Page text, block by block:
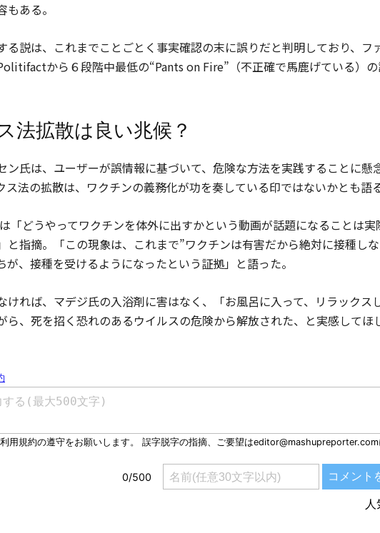
ある。
る説は、これまでことごとく事実確認の末に誤りだと判明しており、フ
から６段階中最低の“Pants on Fire”（不正確で馬鹿げている）の
法拡散は良い兆候？
ン氏は、ユーザーが誤情報に基づいて、危険な方法を実践することに懸
ス法の拡散は、ワクチンの義務化が功を奏している印ではないかとも語る
「どうやってワクチンを体外に出すかという動画が話題になることは実
と指摘。「この現象は、これまで”ワクチンは有害だから絶対に接種し
が、接種を受けるようになったという証拠」と語った。
れば、 マデジ氏の入浴剤に害はなく、「お風呂に入って、リラックス
ら、死を招く恐れのあるウイルスの危険から解放された、と実感してほ